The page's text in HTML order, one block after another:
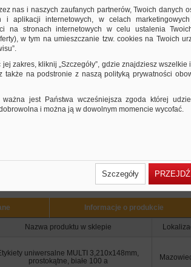
i wydrukować za pomocą bezpłatnego
SOFT PRO SE dostępny na apli.com lub
52,5x21,5 52,5x29,7 64,6x33,8 70x16,9
97x42,4 97x67,7 105x29 105x35 105x37
Użytkownicy
Informacje o produkcie
Nazwa produktu w sklepie
uniwersalne MULTI 3,210x148mm,
prostokątne, białe 100 a
nas i naszych zaufanych partnerów, Twoich danych
aplikacji internetowych, w celach marketingowych
na stronach internetowych w celu ustalenia
w tym na umieszczanie tzw. cookies na Twoich
zakres, kliknij „Szczegóły”, gdzie znajdziesz wszelkie
także na podstronie z naszą polityką prywatności
jest Państwa wcześniejsza zgoda której
i można ją w dowolnym momencie wycofać.
Szczegóły